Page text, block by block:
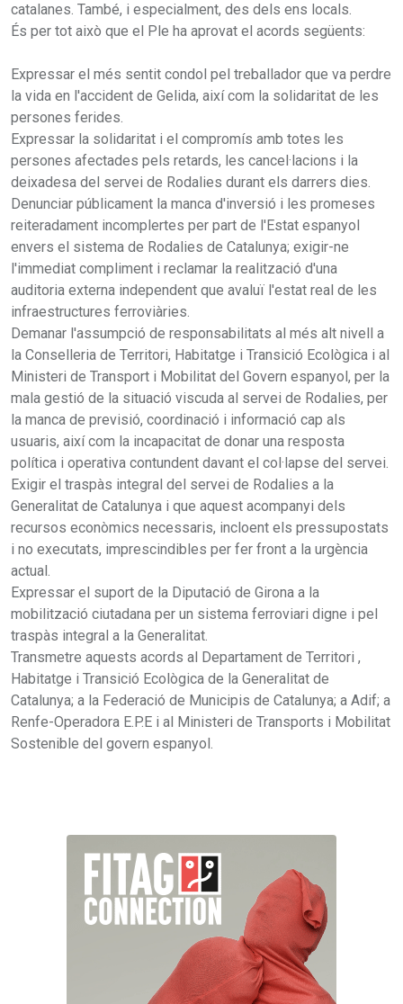
catalanes. També, i especialment, des dels ens locals.
És per tot això que el Ple ha aprovat el acords següents:
Expressar el més sentit condol pel treballador que va perdre
la vida en l'accident de Gelida, així com la solidaritat de les
persones ferides.
Expressar la solidaritat i el compromís amb totes les
persones afectades pels retards, les cancel·lacions i la
deixadesa del servei de Rodalies durant els darrers dies.
Denunciar públicament la manca d'inversió i les promeses
reiteradament incomplertes per part de l'Estat espanyol
envers el sistema de Rodalies de Catalunya; exigir-ne
l'immediat compliment i reclamar la realització d'una
auditoria externa independent que avaluï l'estat real de les
infraestructures ferroviàries.
Demanar l'assumpció de responsabilitats al més alt nivell a
la Conselleria de Territori, Habitatge i Transició Ecològica i al
Ministeri de Transport i Mobilitat del Govern espanyol, per la
mala gestió de la situació viscuda al servei de Rodalies, per
la manca de previsió, coordinació i informació cap als
usuaris, així com la incapacitat de donar una resposta
política i operativa contundent davant el col·lapse del servei.
Exigir el traspàs integral del servei de Rodalies a la
Generalitat de Catalunya i que aquest acompanyi dels
recursos econòmics necessaris, incloent els pressupostats
i no executats, imprescindibles per fer front a la urgència
actual.
Expressar el suport de la Diputació de Girona a la
mobilització ciutadana per un sistema ferroviari digne i pel
traspàs integral a la Generalitat.
Transmetre aquests acords al Departament de Territori ,
Habitatge i Transició Ecològica de la Generalitat de
Catalunya; a la Federació de Municipis de Catalunya; a Adif; a
Renfe-Operadora E.P.E i al Ministeri de Transports i Mobilitat
Sostenible del govern espanyol.